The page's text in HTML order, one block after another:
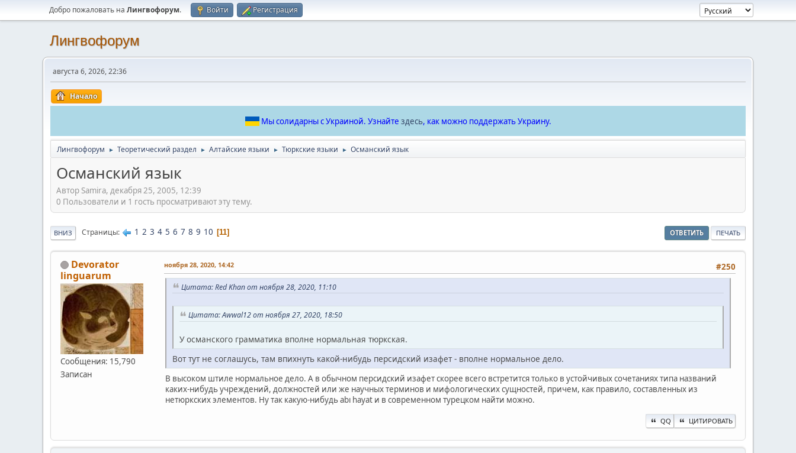
Добро пожаловать на Лингвофорум. Войти Регистрация
Лингвофорум
августа 6, 2026, 22:36
Начало
Мы солидарны с Украиной. Узнайте здесь, как можно поддержать Украину.
Лингвофорум ► Теоретический раздел ► Алтайские языки ► Тюркские языки ► Османский язык
Османский язык
Автор Samira, декабря 25, 2005, 12:39
0 Пользователи и 1 гость просматривают эту тему.
ОТВЕТИТЬ ПЕЧАТЬ
ВНИЗ Страницы 1 2 3 4 5 6 7 8 9 10 11
Devorator
linguarum
Сообщения: 15,790
Записан
#250
ноября 28, 2020, 14:42
Цитата: Red Khan от ноября 28, 2020, 11:10
Цитата: Awwal12 от ноября 27, 2020, 18:50
У османского грамматика вполне нормальная тюркская.
Вот тут не соглашусь, там впихнуть какой-нибудь персидский изафет - вполне нормальное дело.
В высоком штиле нормальное дело. А в обычном персидский изафет скорее всего встретится только в устойчивых сочетаниях типа названий
каких-нибудь учреждений, должностей или же научных терминов и мифологических сущностей, причем, как правило, составленных из
нетюркских элементов. Ну так какую-нибудь abı hayat и в современном турецком найти можно.
QQ ЦИТИРОВАТЬ